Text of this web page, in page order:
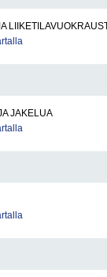
JAKELUA